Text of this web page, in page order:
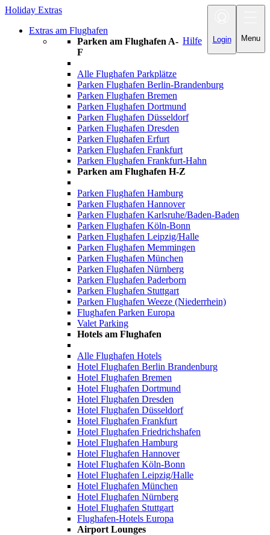
Menu
Login
Hilfe
Holiday Extras
Extras am Flughafen
Parken am Flughafen A-
F
Alle Flughafen Parkplätze
Parken Flughafen Berlin-Brandenburg
Parken Flughafen Bremen
Parken Flughafen Dortmund
Parken Flughafen Düsseldorf
Parken Flughafen Dresden
Parken Flughafen Erfurt
Parken Flughafen Frankfurt
Parken Flughafen Frankfurt-Hahn
Parken am Flughafen H-Z
Parken Flughafen Hamburg
Parken Flughafen Hannover
Parken Flughafen Karlsruhe/Baden-Baden
Parken Flughafen Köln-Bonn
Parken Flughafen Leipzig/Halle
Parken Flughafen Memmingen
Parken Flughafen München
Parken Flughafen Nürnberg
Parken Flughafen Paderborn
Parken Flughafen Stuttgart
Parken Flughafen Weeze (Niederrhein)
Flughafen Parken Europa
Valet Parking
Hotels am Flughafen
Alle Flughafen Hotels
Hotel Flughafen Berlin Brandenburg
Hotel Flughafen Bremen
Hotel Flughafen Dortmund
Hotel Flughafen Dresden
Hotel Flughafen Düsseldorf
Hotel Flughafen Frankfurt
Hotel Flughafen Friedrichshafen
Hotel Flughafen Hamburg
Hotel Flughafen Hannover
Hotel Flughafen Köln-Bonn
Hotel Flughafen Leipzig/Halle
Hotel Flughafen München
Hotel Flughafen Nürnberg
Hotel Flughafen Stuttgart
Flughafen-Hotels Europa
Airport Lounges